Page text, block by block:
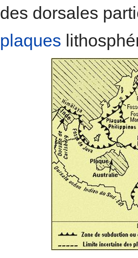
des dorsales
plaques